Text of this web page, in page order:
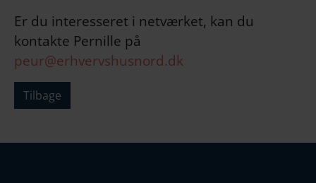
Er du interesseret i netværket, kan du
kontakte Pernille på
peur@erhvervshusnord.dk
Tilbage